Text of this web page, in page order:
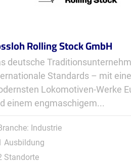
Rolling Stock GmbH
deutsche
Standards – mit
Lokomotiven-Werke
einem engmaschigem...
Industrie
Ausbildung
Standorte